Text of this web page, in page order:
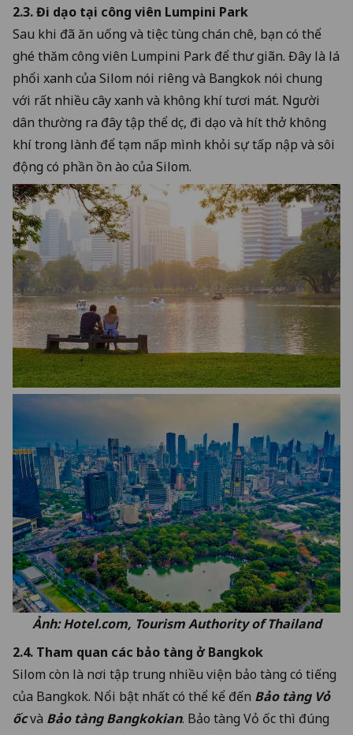
2.3. Đi dạo tại công viên Lumpini Park
Sau khi đã ăn uống và tiệc tùng chán chê, bạn có thể
ghé thăm công viên Lumpini Park để thư giãn. Đây là lá
phổi xanh của Silom nói riêng và Bangkok nói chung
với rất nhiều cây xanh và không khí tươi mát. Người
dân thường ra đây tập thể dục, đi dạo và hít thở không
khí trong lành để tạm nấp mình khỏi sự tấp nập và sôi
động có phần ồn ào của Silom.
Ảnh: Hotel.com, Tourism Authority of Thailand
2.4. Tham quan các bảo tàng ở Bangkok
Silom còn là nơi tập trung nhiều viện bảo tàng có tiếng
của Bangkok. Nổi bật nhất có thể kể đến Bảo tàng Vỏ
ốcvà Bảo tàng Bangkokian. Bảo tàng Vỏ ốc thì đúng